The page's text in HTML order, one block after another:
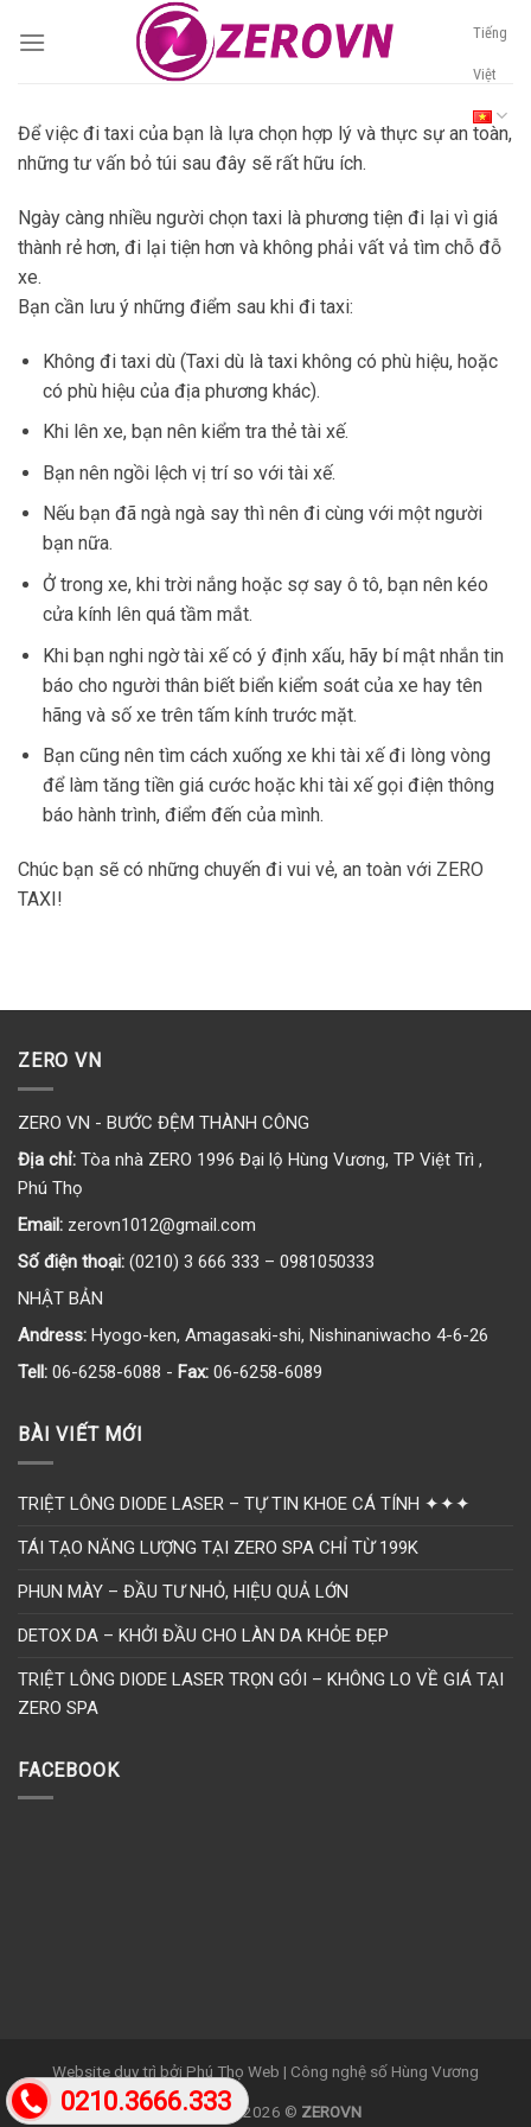
0210.3666.333
Tiếng
Việt
Để việc đi taxi của bạn là lựa chọn hợp lý và thực sự an toàn,
những tư vấn bỏ túi sau đây sẽ rất hữu ích.
Ngày càng nhiều người chọn taxi là phương tiện đi lại vì giá
thành rẻ hơn, đi lại tiện hơn và không phải vất vả tìm chỗ đỗ
xe.
Bạn cần lưu ý những điểm sau khi đi taxi:
Không đi taxi dù (Taxi dù là taxi không có phù hiệu, hoặc
có phù hiệu của địa phương khác).
Khi lên xe, bạn nên kiểm tra thẻ tài xế.
Bạn nên ngồi lệch vị trí so với tài xế.
Nếu bạn đã ngà ngà say thì nên đi cùng với một người
bạn nữa.
Ở trong xe, khi trời nắng hoặc sợ say ô tô, bạn nên kéo
cửa kính lên quá tầm mắt.
Khi bạn nghi ngờ tài xế có ý định xấu, hãy bí mật nhắn tin
báo cho người thân biết biển kiểm soát của xe hay tên
hãng và số xe trên tấm kính trước mặt.
Bạn cũng nên tìm cách xuống xe khi tài xế đi lòng vòng
để làm tăng tiền giá cước hoặc khi tài xế gọi điện thông
báo hành trình, điểm đến của mình.
Chúc bạn sẽ có những chuyến đi vui vẻ, an toàn với ZERO
TAXI!
ZERO VN
ZERO VN - BƯỚC ĐỆM THÀNH CÔNG
Địa chỉ: Tòa nhà ZERO 1996 Đại lộ Hùng Vương, TP Việt Trì ,
Phú Thọ
Email: zerovn1012@gmail.com
Số điện thoại: (0210) 3 666 333 – 0981050333
NHẬT BẢN
Andress: Hyogo-ken, Amagasaki-shi, Nishinaniwacho 4-6-26
Tell: 06-6258-6088 - Fax: 06-6258-6089
BÀI VIẾT MỚI
TRIỆT LÔNG DIODE LASER – TỰ TIN KHOE CÁ TÍNH ✦✦✦
TÁI TẠO NĂNG LƯỢNG TẠI ZERO SPA CHỈ TỪ 199K
PHUN MÀY – ĐẦU TƯ NHỎ, HIỆU QUẢ LỚN
DETOX DA – KHỞI ĐẦU CHO LÀN DA KHỎE ĐẸP
TRIỆT LÔNG DIODE LASER TRỌN GÓI – KHÔNG LO VỀ GIÁ TẠI
ZERO SPA
FACEBOOK
Website duy trì bởi Phú Thọ Web | Công nghệ số Hùng Vương
Copyright 2026 © ZEROVN